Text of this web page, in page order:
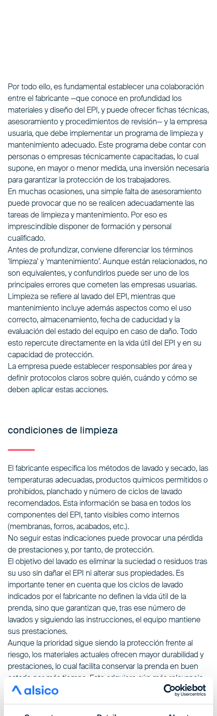
Por todo ello, es fundamental establecer una colaboración
entre el fabricante —que conoce en profundidad los
materiales y diseño del EPI, y puede ofrecer fichas técnicas,
asesoramiento y procedimientos de revisión— y la empresa
usuaria, que debe implementar un programa de limpieza y
mantenimiento adecuado. Este programa debe contar con
personas o empresas técnicamente capacitadas, lo cual
supone, en mayor o menor medida, una inversión necesaria
para garantizar la protección de los trabajadores.
En muchas ocasiones, una simple falta de asesoramiento
puede provocar que no se realicen adecuadamente las
tareas de limpieza y mantenimiento. Por eso es
imprescindible disponer de formación y personal
cualificado.
Antes de profundizar, conviene diferenciar los términos
‘limpieza’ y ‘mantenimiento’. Aunque están relacionados, no
son equivalentes, y confundirlos puede ser uno de los
principales errores que cometen las empresas usuarias.
Limpieza se refiere al lavado del EPI, mientras que
mantenimiento incluye además aspectos como el uso
correcto, almacenamiento, fecha de caducidad y la
evaluación del estado del equipo en caso de daño. Todo
esto repercute directamente en la vida útil del EPI y en su
capacidad de protección.
La empresa puede establecer responsables por área y
definir protocolos claros sobre quién, cuándo y cómo se
deben aplicar estas acciones.
condiciones de limpieza
El fabricante especifica los métodos de lavado y secado, las
temperaturas adecuadas, productos químicos permitidos o
prohibidos, planchado y número de ciclos de lavado
recomendados. Esta información se basa en todos los
componentes del EPI, tanto visibles como internos
(membranas, forros, acabados, etc.).
No seguir estas indicaciones puede provocar una pérdida
de prestaciones y, por tanto, de protección.
El objetivo del lavado es eliminar la suciedad o residuos tras
su uso sin dañar el EPI ni alterar sus propiedades. Es
importante tener en cuenta que los ciclos de lavado
indicados por el fabricante no definen la vida útil de la
prenda, sino que garantizan que, tras ese número de
lavados y siguiendo las instrucciones, el equipo mantiene
sus prestaciones.
Aunque la prioridad sigue siendo la protección frente al
riesgo, los materiales actuales ofrecen mayor durabilidad y
prestaciones, lo cual facilita conservar la prenda en buen
estado por más tiempo. Esto adquiere aún más relevancia
con las normativas que promueven reducir, reutilizar y
La meta es, junto con la calidad, el buen uso y el